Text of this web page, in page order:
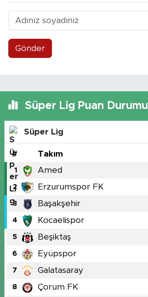
Gönder
Süper Lig Puan Durumu
Süper Lig
# Takım
1 Amed
2 Erzurumspor FK
3 Başakşehir
4 Kocaelispor
5 Beşiktaş
6 Eyüpspor
7 Galatasaray
8 Çorum FK